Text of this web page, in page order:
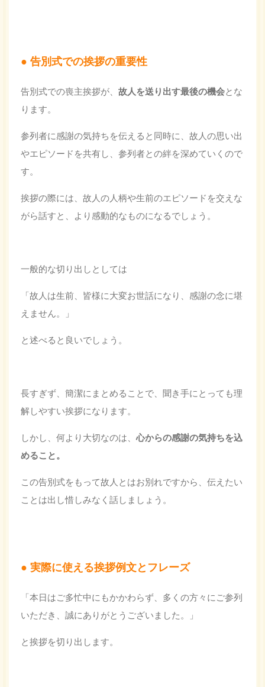
告別式での挨拶の重要性
告別式での喪主挨拶が、 故人を送り出す最後の機会とな
ります。
参列者に感謝の気持ちを伝えると同時に、故人の思い出
やエピソードを共有し、参列者との絆を深めていくので
す。
挨拶の際には、故人の人柄や生前のエピソードを交えな
がら話すと、より感動的なものになるでしょう。
一般的な切り出しとしては
「故人は生前、皆様に大変お世話になり、感謝の念に堪
えません。」
と述べると良いでしょう。
長すぎず、簡潔にまとめることで、聞き手にとっても理
解しやすい挨拶になります。
しかし、何より大切なのは、 心からの感謝の気持ちを込
めること。
この告別式をもって故人とはお別れですから、伝えたい
ことは出し惜しみなく話しましょう。
実際に使える挨拶例文とフレーズ
「本日はご多忙中にもかかわらず、多くの方々にご参列
いただき、誠にありがとうございました。」
と挨拶を切り出します。